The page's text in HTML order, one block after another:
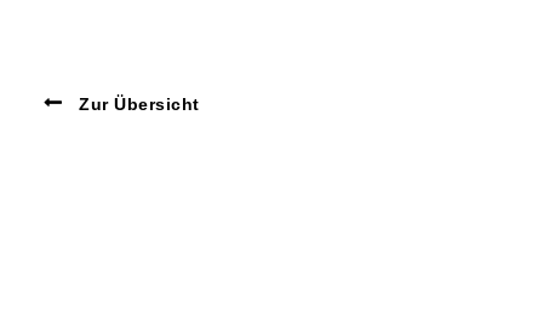
Zur Übersicht